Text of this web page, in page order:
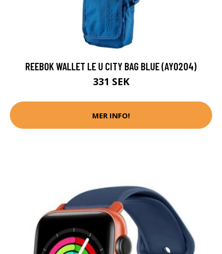
REEBOK WALLET LE U CITY BAG BLUE (AY0204)
331 SEK
MER INFO!